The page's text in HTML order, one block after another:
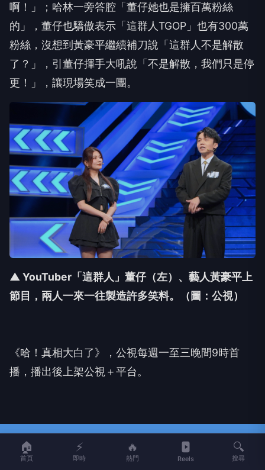
粉絲，沒想到黃豪平繼續補刀說「這群人不是解散
了？
」，引董仔揮手大吼說「不是解散，我們只是停
更！」，讓現場笑成一團。
▲ YouTuber「這群人」董仔（左）、藝人黃豪平上
節目，兩人一來一往製造許多笑料。（圖：公視）
《豆腐媽媽》洪都拉斯腦霧遭喊「快領便當」！賴
芊合戀愛腦挨罵 蘇晏霈笑到停不下來
向下繼續閱讀
🏠
首頁
⚡
即時
🔥
熱門 Reels
🔍
搜尋